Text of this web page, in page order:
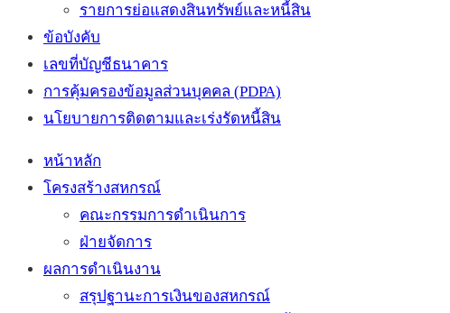
รายการย่อแสดงสินทรัพย์และหนี้สิน
ข้อบังคับ
เลขที่บัญชีธนาคาร
การคุ้มครองข้อมูลส่วนบุคคล (PDPA)
นโยบายการติดตามและเร่งรัดหนี้สิน
หน้าหลัก
โครงสร้างสหกรณ์
คณะกรรมการดำเนินการ
ฝ่ายจัดการ
ผลการดำเนินงาน
สรุปฐานะการเงินของสหกรณ์